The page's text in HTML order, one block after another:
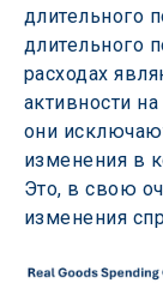
длительного
длительного
расходах
активности
они
изменения в
Это, в свою
изменения